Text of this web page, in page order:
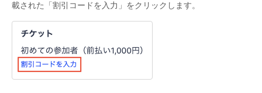
載された「割引コードを入力」をクリックします。